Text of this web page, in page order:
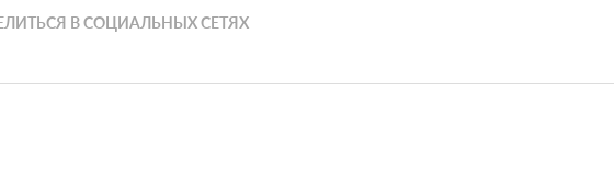
В СОЦИАЛЬНЫХ СЕТЯХ